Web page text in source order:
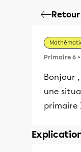
Retour
Primaire 6
Bonjour
une
primaire